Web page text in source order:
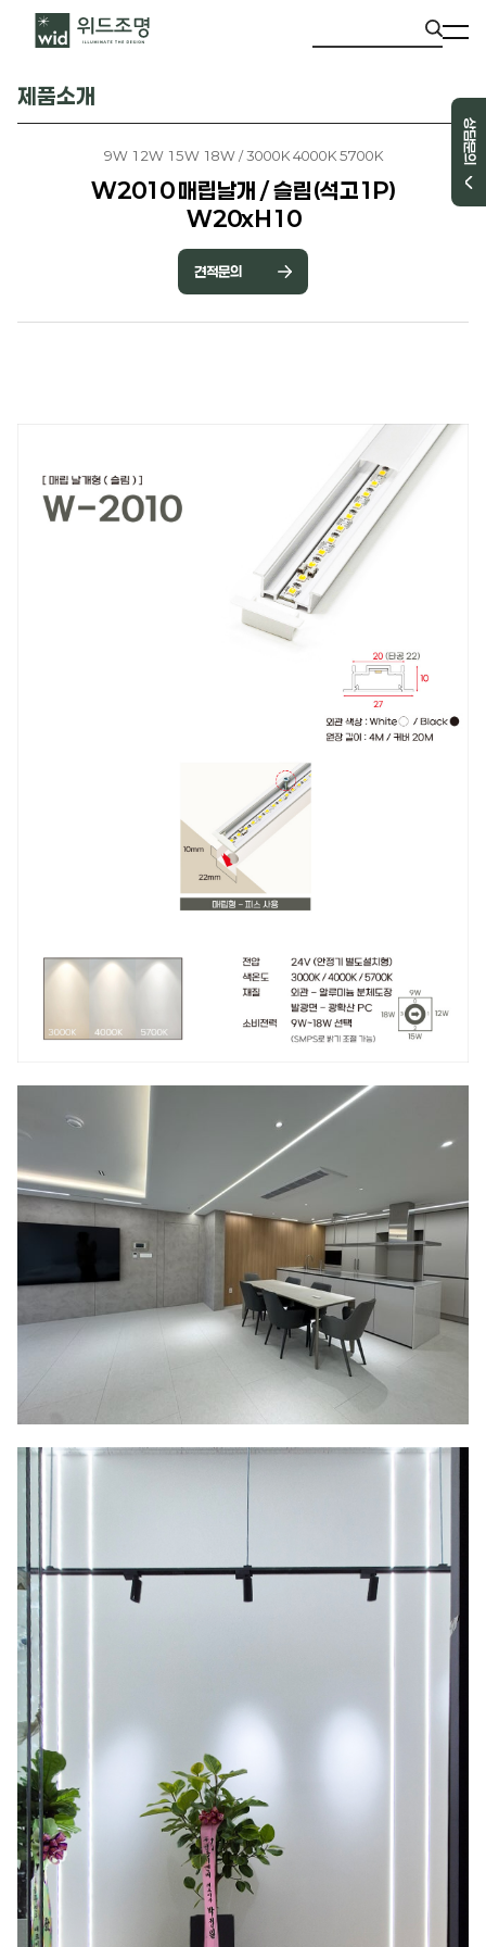
상담문의
제품소개
9W 12W 15W 18W / 3000K 4000K 5700K
W2010 매립날개 / 슬림(석고1P)
W20xH10
견적문의